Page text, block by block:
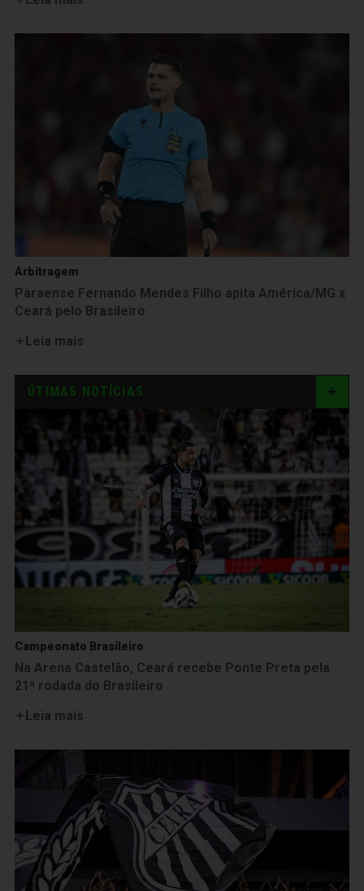
Arbitragem
Paraense Fernando Mendes Filho apita América/MG x
Ceará pelo Brasileiro
Leia mais
ÚTIMAS NOTÍCIAS
Campeonato Brasileiro
Na Arena Castelão, Ceará recebe Ponte Preta pela
21ª rodada do Brasileiro
Leia mais